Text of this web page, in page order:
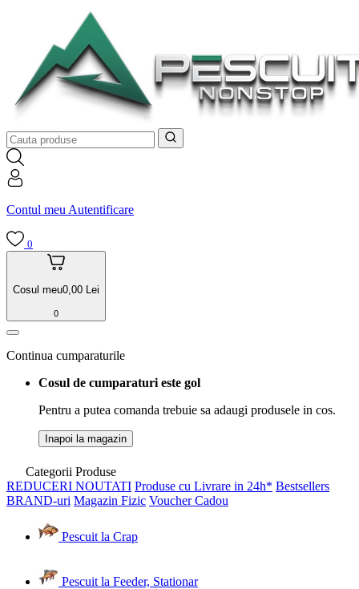
Contul meu Autentificare
0
Cosul meu0,00 Lei
0
Continua cumparaturile
Cosul de cumparaturi este gol
Pentru a putea comanda trebuie sa adaugi produsele in cos.
Inapoi la magazin
Categorii Produse
REDUCERI NOUTATI Produse cu Livrare in 24h* Bestsellers
BRAND-uri Magazin Fizic Voucher Cadou
Pescuit la Crap
Pescuit la Feeder, Stationar